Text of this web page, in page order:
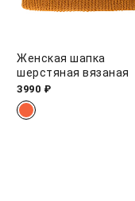
Женская шапка
шерстяная вязаная
3990 ₽